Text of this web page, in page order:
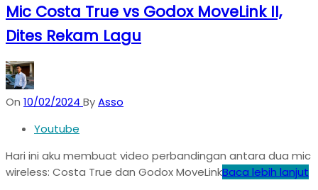
Mic Costa True vs Godox MoveLink II,
Dites Rekam Lagu
On 10/02/2024 ByAsso
Youtube
Hari ini aku membuat video perbandingan antara dua mic
wireless: Costa True dan Godox MoveLinkBaca lebih lanjut